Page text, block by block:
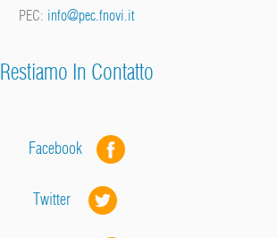
PEC: info@pec.fnovi.it
Restiamo In Contatto
Facebook
Twitter